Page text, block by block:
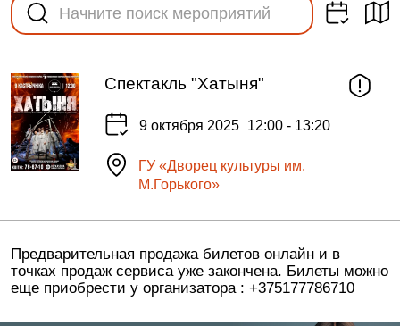
Спектакль "Хатыня"
9 октября 2025 12:00 - 13:20
ГУ «Дворец культуры им.
М.Горького»
Предварительная продажа билетов онлайн и в
точках продаж сервиса уже закончена. Билеты можно
еще приобрести у организатора : +375177786710